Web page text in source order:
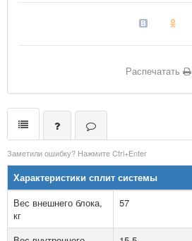
Распечатать
Заметили ошибку? Нажмите Ctrl+Enter
Характеристики сплит системы
Вес внешнего блока,
кг
57